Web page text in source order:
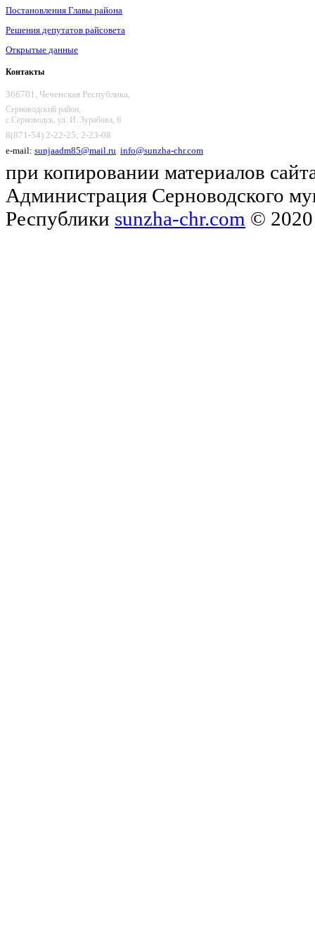
Постановления Главы района
Решения депутатов райсовета
Открытые данные
Контакты
366701, Чеченская Республика,
Серноводский район,
с.Серноводск, ул. И. Зурабова, 6
8(871-54) 2-22-25; 2-23-08
e-mail: sunjaadm85@mail.ru, info@sunzha-chr.com
при копировании материалов
Администрация Серноводского
Республики sunzha-chr.com © 2020